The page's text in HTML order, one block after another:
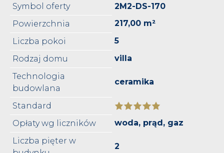
Symbol oferty
2M2-DS-170
Powierzchnia
217,00 m²
Liczba pokoi
5
Rodzaj domu
villa
Technologia
budowlana
ceramika
Standard
Opłaty wg liczników
woda, prąd, gaz
Liczba pięter w
2